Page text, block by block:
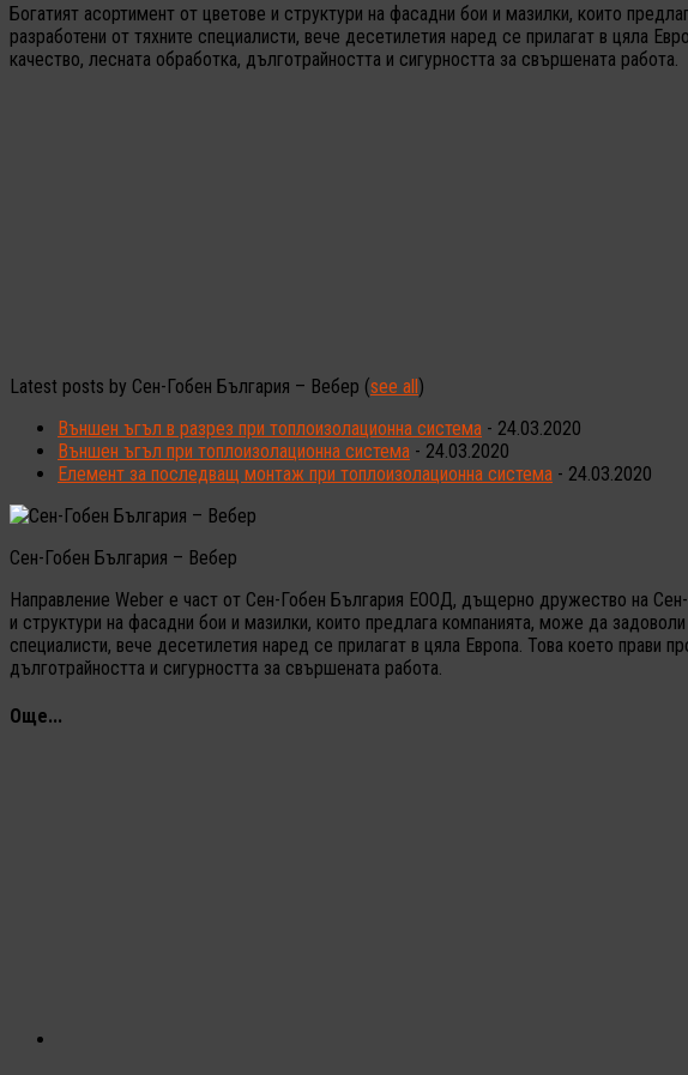
Богатият асортимент от цветове и структури на фасадни бои и мазилки, които
разработени от тяхните специалисти, вече десетилетия наред се прилагат в цяла
качество, лесната обработка, дълготрайността и сигурността за свършената работа.
Latest posts by Сен-Гобен България – Вебер (see all)
Външен ъгъл в разрез при топлоизолационна система - 24.03.2020
Външен ъгъл при топлоизолационна система - 24.03.2020
Елемент за последващ монтаж при топлоизолационна система - 24.03.2020
Сен-Гобен България – Вебер
Направление Weber е част от Сен-Гобен България ЕООД, дъщерно дружество на Сен-
и структури на фасадни бои и мазилки, които предлага компанията, може да
специалисти, вече десетилетия наред се прилагат в цяла Европа. Това което прави
дълготрайността и сигурността за свършената работа.
Още...